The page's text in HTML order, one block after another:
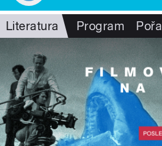
Literatura Program